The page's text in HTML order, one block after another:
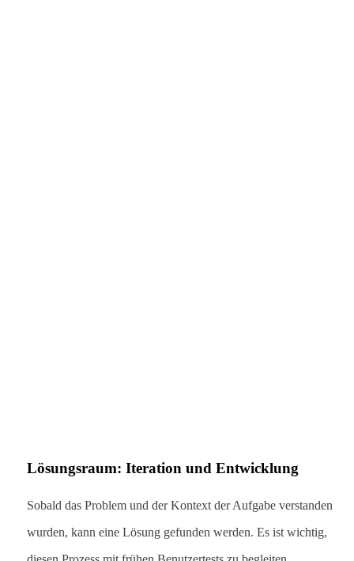
Lösungsraum: Iteration und Entwicklung
Sobald das Problem und der Kontext der Aufgabe verstanden
wurden, kann eine Lösung gefunden werden. Es ist wichtig,